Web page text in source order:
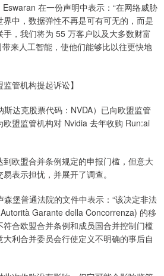
在一份声明中表示：“在网络威胁
中，数据弹性不再是可有可无的，而是
，我们将为 55 万客户以及大多数财富
来人工智能，使他们能够比以往更快地
管机构提起诉讼】
达克股票代码：NVDA）已向欧盟监管
盟监管机构对 Nvidia 去年收购 Run:ai
欧盟合并条例规定的申报门槛，但意大
表示担忧，并展开了调查。
堡普通法院的文件中表示：“该决定非法
Garante della Concorrenza) 的移
合欧盟合并条例和成员国合并控制门槛
利合并委员会行使定义不明确的事后自